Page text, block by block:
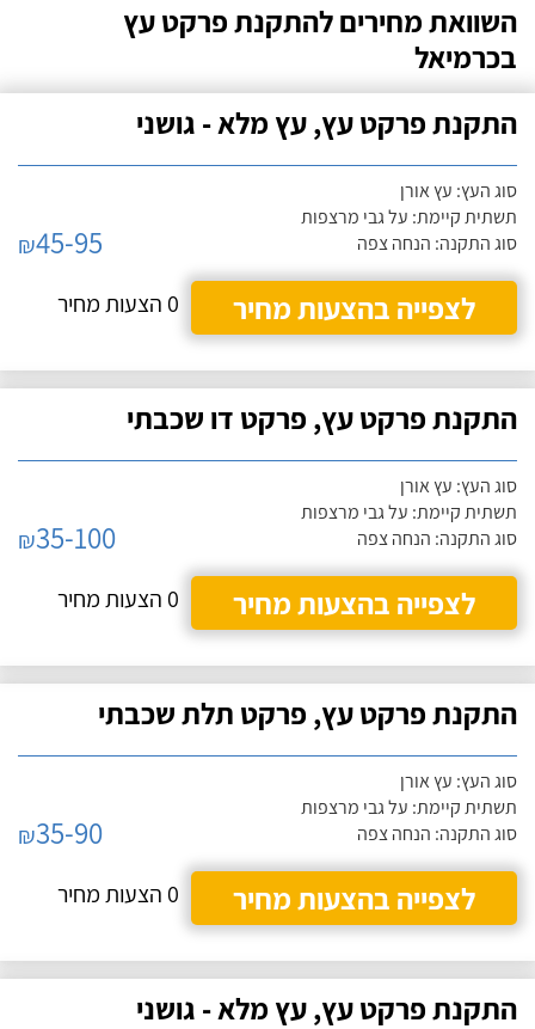
השוואת מחירים להתקנת פרקט עץ
בכרמיאל
התקנת פרקט עץ, עץ מלא - גושני
סוג העץ: עץ אורן
תשתית קיימת: על גבי מרצפות
סוג התקנה: הנחה צפה
₪45-95
לצפייה בהצעות מחיר
0 הצעות מחיר
התקנת פרקט עץ, פרקט דו שכבתי
סוג העץ: עץ אורן
תשתית קיימת: על גבי מרצפות
סוג התקנה: הנחה צפה
₪35-100
לצפייה בהצעות מחיר
0 הצעות מחיר
התקנת פרקט עץ, פרקט תלת שכבתי
סוג העץ: עץ אורן
תשתית קיימת: על גבי מרצפות
סוג התקנה: הנחה צפה
₪35-90
לצפייה בהצעות מחיר
0 הצעות מחיר
התקנת פרקט עץ, עץ מלא - גושני